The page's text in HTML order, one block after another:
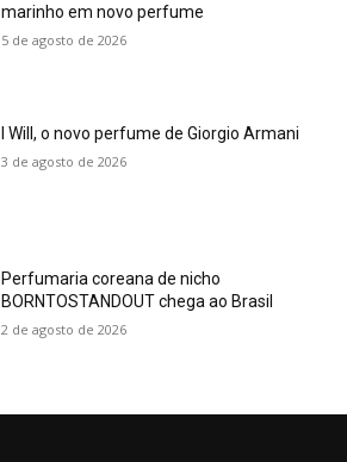
marinho em novo perfume
5 de agosto de 2026
I Will, o novo perfume de Giorgio Armani
3 de agosto de 2026
Perfumaria coreana de nicho
BORNTOSTANDOUT chega ao Brasil
2 de agosto de 2026